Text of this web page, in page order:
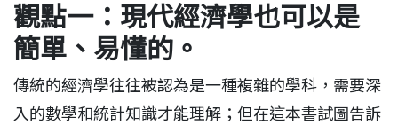
​觀點一：現代經濟學也可以是
簡單、易懂的。
傳統的經濟學往往被認為是一種複雜的學科，需要深
入的數學和統計知識才能理解；但在這本書試圖告訴